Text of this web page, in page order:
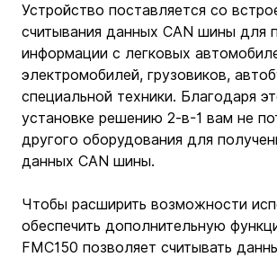
Устройство поставляется со
считывания данных CAN шины для
информации с легковых
электромобилей, грузовиков,
специальной техники. Благодаря
установке решению 2-в-1 вам не
другого оборудования для
данных CAN шины.
Чтобы расширить возможности
обеспечить дополнительную
FMC150 позволяет считывать